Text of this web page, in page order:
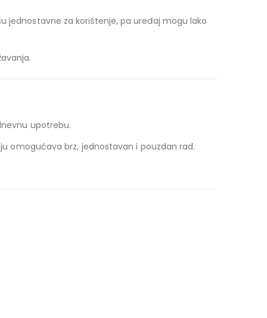
jednostavne za korištenje, pa uređaj mogu lako
upotrebu.
omogućava brz, jednostavan i pouzdan rad.